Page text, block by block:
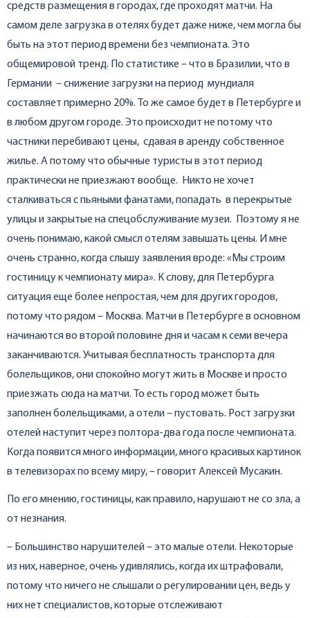
средств размещения в городах, где проходят матчи. На
самом деле загрузка в отелях будет даже ниже, чем могла бы
быть на этот период времени без чемпионата. Это
общемировой тренд. По статистике – что в Бразилии, что в
Германии – снижение загрузки на период мундиаля
составляет примерно 20%. То же самое будет в Петербурге и
в любом другом городе. Это происходит не потому что
частники перебивают цены, сдавая в аренду собственное
жилье. А потому что обычные туристы в этот период
практически не приезжают вообще. Никто не хочет
сталкиваться с пьяными фанатами, попадать в перекрытые
улицы и закрытые на спецобслуживание музеи.
Поэтому я не
очень понимаю, какой смысл отелям завышать цены. И мне
очень странно, когда слышу заявления вроде: «Мы строим
гостиницу к чемпионату мира». К слову, для Петербурга
ситуация еще более непростая, чем для других городов,
потому что рядом – Москва. Матчи в Петербурге в основном
начинаются во второй половине дня и часам к семи вечера
заканчиваются. Учитывая бесплатность транспорта для
болельщиков, они спокойно могут жить в Москве и просто
приезжать сюда на матчи. То есть город может быть
заполнен болельщиками, а отели – пустовать. Рост загрузки
отелей наступит через полтора-два года после чемпионата.
Когда появится много информации, много красивых картинок
в телевизорах по всему миру, – говорит Алексей Мусакин.
По его мнению, гостиницы, как правило, нарушают не со зла, а
от незнания.
– Большинство нарушителей – это малые отели. Некоторые
из них, наверное, очень удивлялись, когда их штрафовали,
потому что ничего не слышали о регулировании цен, ведь у
них нет специалистов, которые отслеживают